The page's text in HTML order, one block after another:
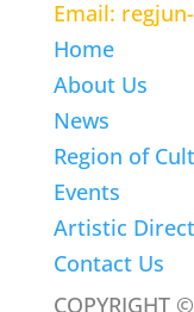
Email:
Home
About Us
News
Region of
Events
Artistic
Contact Us
COPYRIGHT